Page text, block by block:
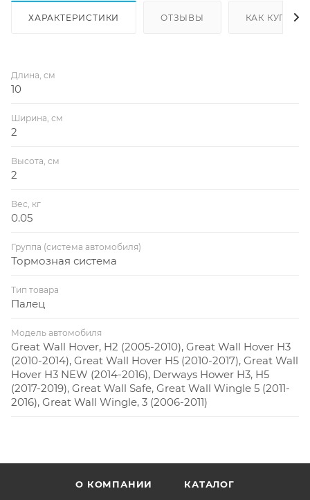
ХАРАКТЕРИСТИКИ ОТЗЫВЫ КАК КУПИТЬ
Длина, см
10
Ширина, см
2
Высота, см
2
Вес, кг
0.05
Группа (система автомобиля)
Тормозная система
Тип товара
Палец
Модель автомобиля
Great Wall Hover, H2 (2005-2010), Great Wall Hover H3
(2010-2014), Great Wall Hover H5 (2010-2017), Great Wall
Hover H3 NEW (2014-2016), Derways Hower H3, H5
(2017-2019), Great Wall Safe, Great Wall Wingle 5 (2011-
2016), Great Wall Wingle, 3 (2006-2011)
О КОМПАНИИ КАТАЛОГ